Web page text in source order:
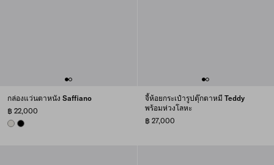
กล่องแว่นตาหนัง Saffiano
฿ 22,000
CHALK WHITE
BLACK
จี้ห้อยกระเป๋ารูปตุ๊กตาหมี Teddy
พร้อมห่วงโลหะ
฿ 27,000